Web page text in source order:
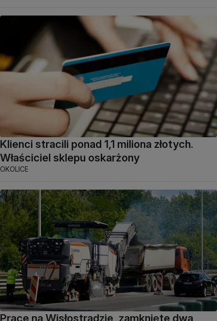
Klienci stracili ponad 1,1 miliona złotych.
Właściciel sklepu oskarżony
OKOLICE
Prace na Wisłostradzie, zamknięte dwa